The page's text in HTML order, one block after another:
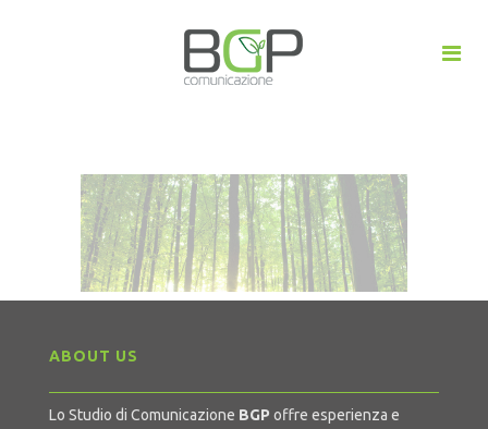
ABOUT US
Lo Studio di Comunicazione BGP offre esperienza e